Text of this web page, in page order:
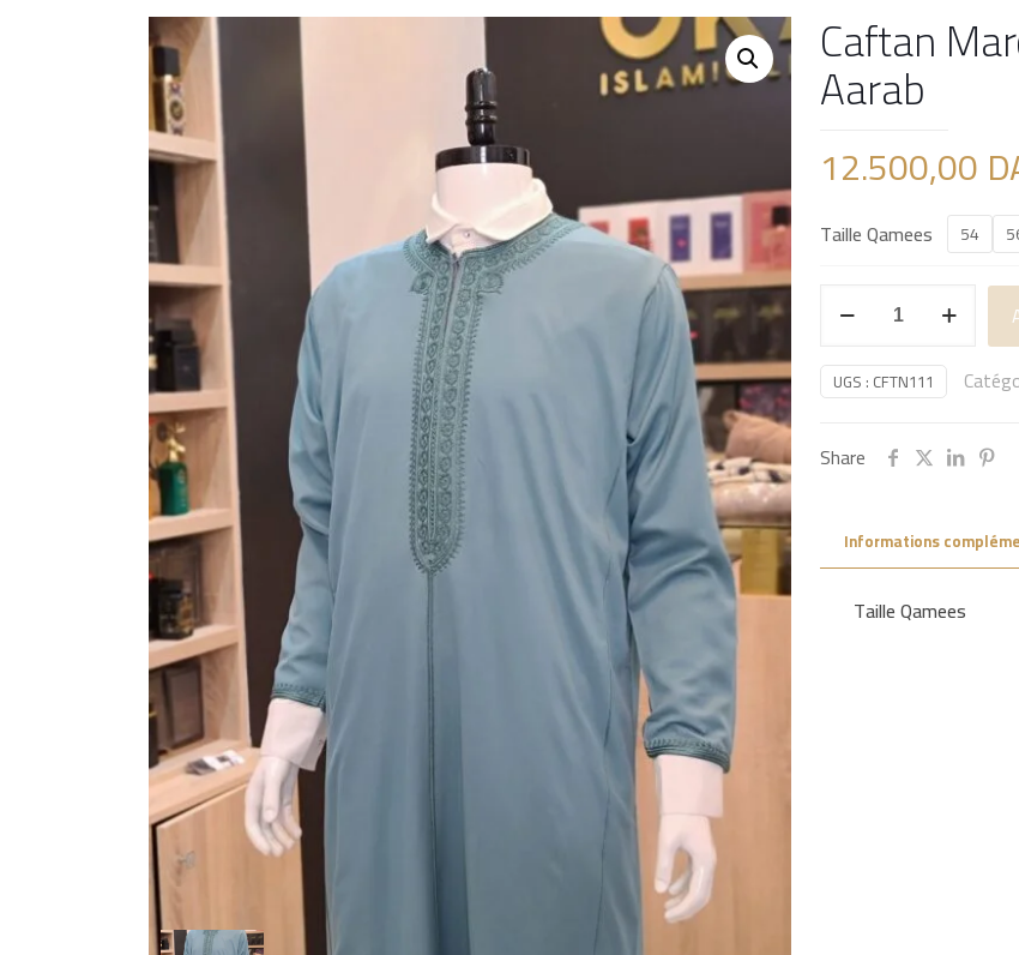
Caftan
Aarab
12.500,00
Taille Qamees 54
Caftan
Marocaine
By
UGS : CFTN111
Share
Informations
Taille Qamees